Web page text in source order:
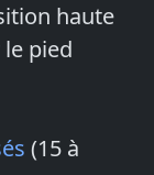
haute
pied
(15 à